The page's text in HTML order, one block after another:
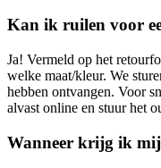
Kan ik ruilen voor
Ja! Vermeld op het
welke maat/kleur. We
hebben ontvangen. Voor
alvast online en stuur het
Wanneer krijg ik